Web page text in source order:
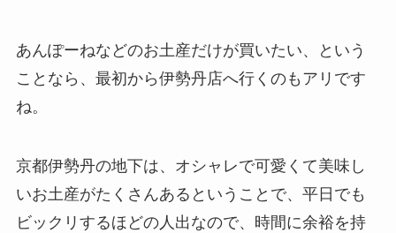
あんぽーねなどのお土産だけが買いたい、という
ことなら、最初から伊勢丹店へ行くのもアリです
ね。
京都伊勢丹の地下は、オシャレで可愛くて美味し
いお土産がたくさんあるということで、平日でも
ビックリするほどの人出なので、時間に余裕を持